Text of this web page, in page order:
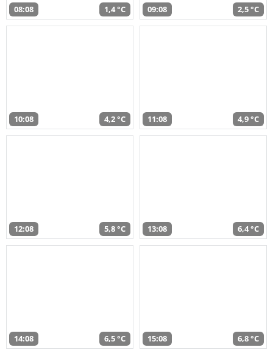
08:08 1,4 °C 09:08 2,5 °C
10:08 4,2 °C 11:08 4,9 °C
12:08 5,8 °C 13:08 6,4 °C
14:08 6,5 °C 15:08 6,8 °C